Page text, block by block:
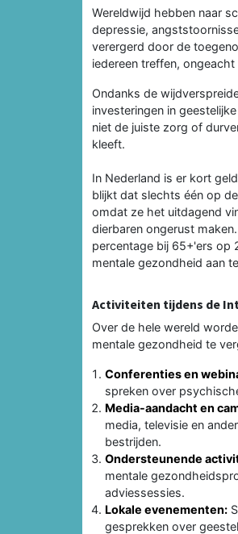
Wereldwijd hebben naar
depressie,
verergerd door de
iedereen treffen,
Ondanks de
investeringen in
niet de juiste zorg of
kleeft.
In Nederland is er kort
blijkt dat slechts één op
omdat ze het uitdagend
dierbaren ongerust
percentage bij 65+'ers op
mentale gezondheid aan
Activiteiten tijdens de
Over de hele wereld
mentale gezondheid te
Conferenties en
spreken over
Media-aandacht en
media, televisie en
bestrijden.
Ondersteunende
mentale
adviessessies.
Lokale evenementen:
gesprekken over